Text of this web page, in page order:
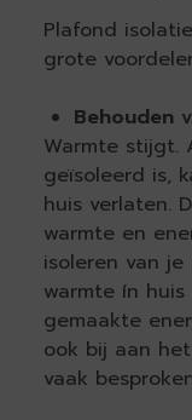
Plafond
grote
Behouden
Warmte stijgt.
geïsoleerd is,
huis verlaten.
warmte en
isoleren van
warmte ín
gemaakte
ook bij aan
vaak